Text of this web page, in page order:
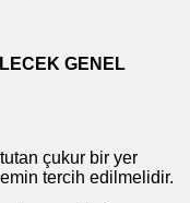
GENEL
çukur bir yer
tercih edilmelidir.